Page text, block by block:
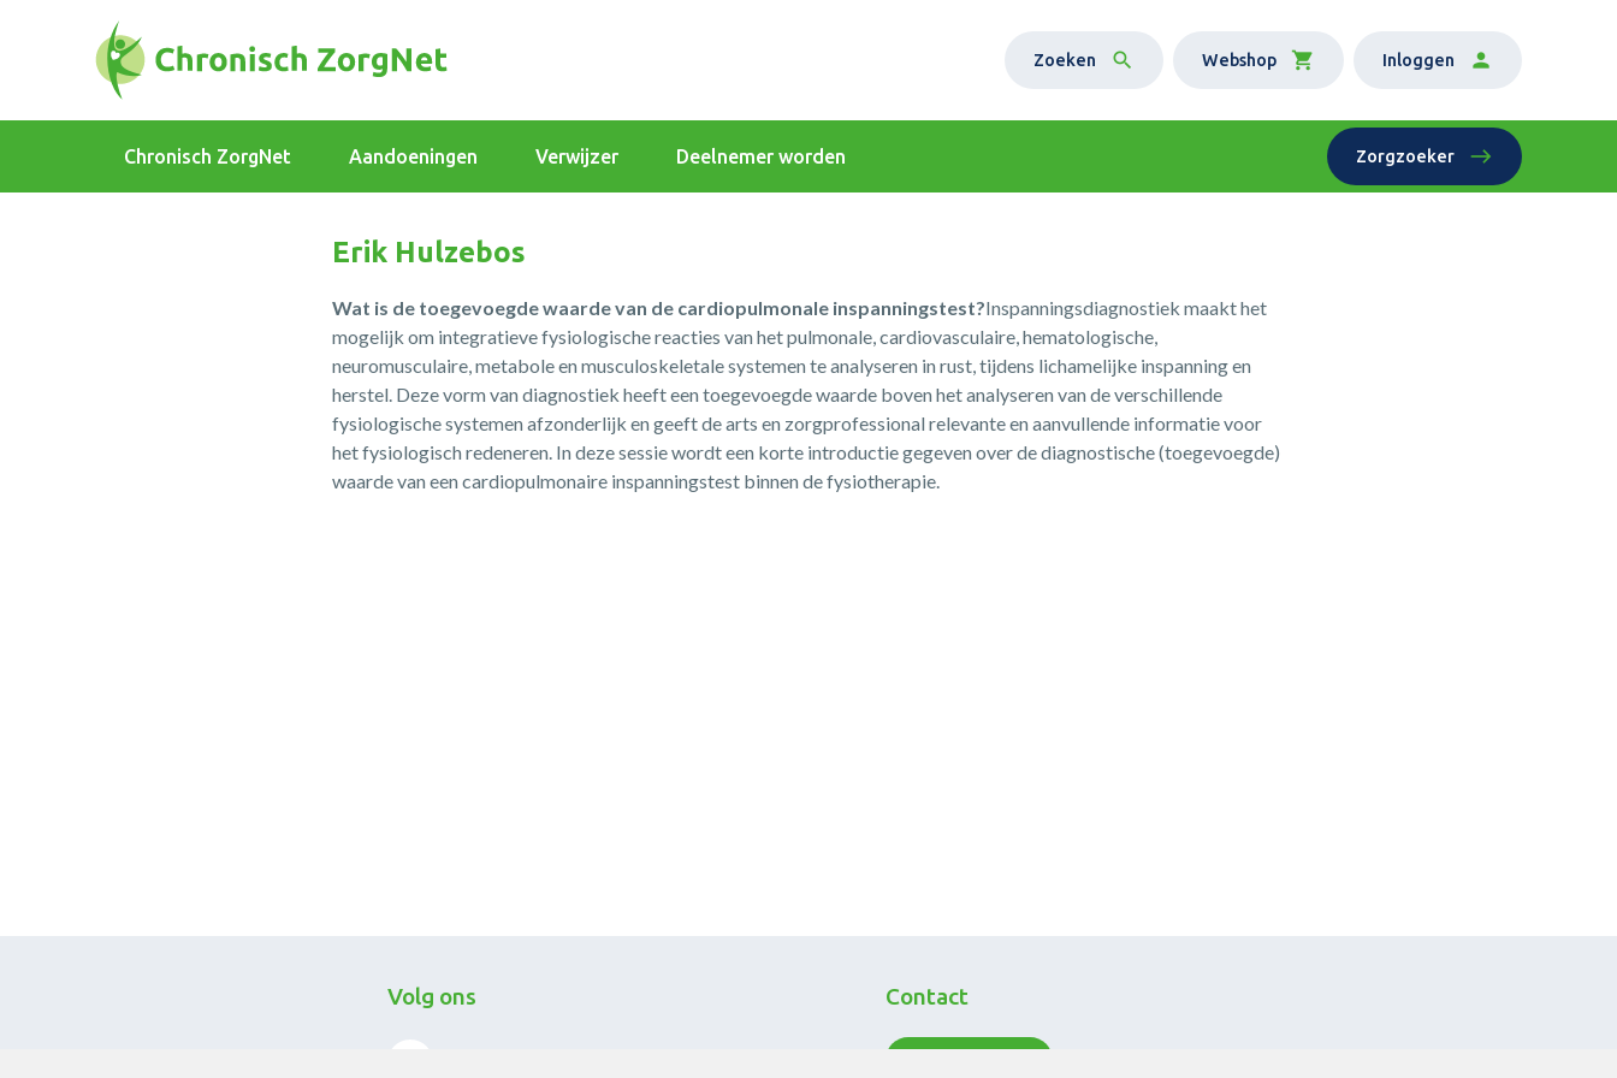
Zoeken Webshop Inloggen
Chronisch ZorgNet Aandoeningen Verwijzer Deelnemer worden Zorgzoeker
Erik Hulzebos
Wat is de toegevoegde waarde van de cardiopulmonale inspanningstest?Inspanningsdiagnostiek maakt het
mogelijk om integratieve fysiologische reacties van het pulmonale, cardiovasculaire, hematologische,
neuromusculaire, metabole en musculoskeletale systemen te analyseren in rust, tijdens lichamelijke inspanning en
herstel. Deze vorm van diagnostiek heeft een toegevoegde waarde boven het analyseren van de verschillende
fysiologische systemen afzonderlijk en geeft de arts en zorgprofessional relevante en aanvullende informatie voor
het fysiologisch redeneren. In deze sessie wordt een korte introductie gegeven over de diagnostische (toegevoegde)
waarde van een cardiopulmonaire inspanningstest binnen de fysiotherapie.
Volg ons Contact